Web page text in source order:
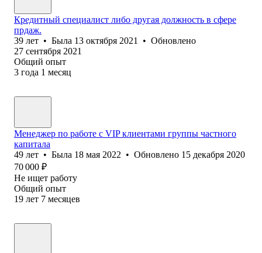
Кредитный специалист либо другая должность в сфере
прдаж.
39 лет • Была 13 октября 2021 • Обновлено
27 сентября 2021
Общий опыт
3 года 1 месяц
Менеджер по работе с VIP клиентами группы частного
капитала
49 лет • Была 18 мая 2022 • Обновлено 15 декабря 2020
70 000 ₽
Не ищет работу
Общий опыт
19 лет 7 месяцев